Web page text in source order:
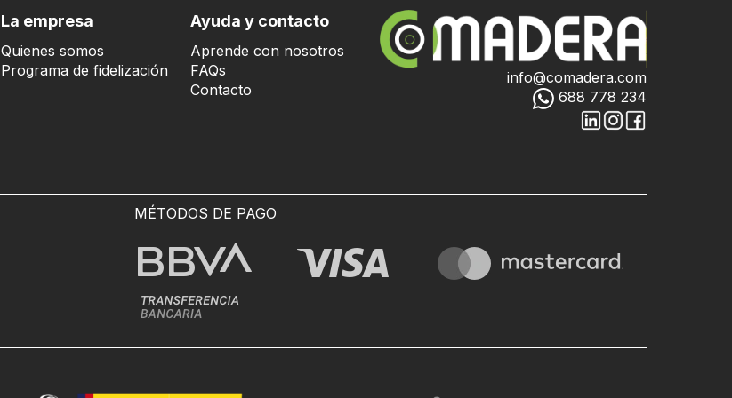
La empresa
Quienes somos
Programa de fidelización
Ayuda y contacto
Aprende con nosotros
FAQs
Contacto
info@comadera.com
688 778 234
MÉTODOS DE PAGO